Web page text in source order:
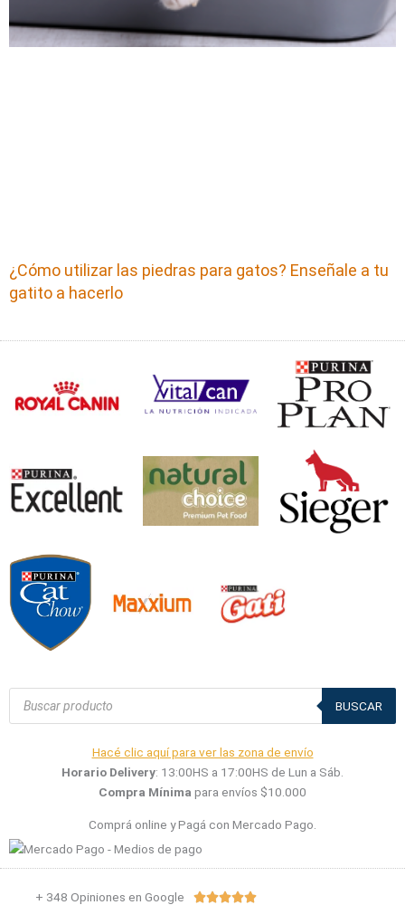
¿Cómo utilizar las piedras para gatos? Enseñale a tu
gatito a hacerlo
Búsqueda
productos
BUSCAR
Hacé clic aquí para ver las zona de envío
Horario Delivery: 13:00HS a 17:00HS de Lun a Sáb.
Compra Mínima para envíos $10.000
Comprá online y Pagá con Mercado Pago.
+ 348 Opiniones en Google Valorado